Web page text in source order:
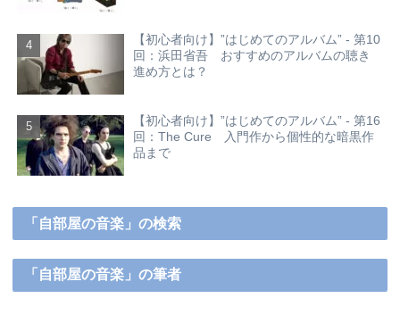
【初心者向け】”はじめてのアルバム” - 第10
回：浜田省吾 おすすめのアルバムの聴き
進め方とは？
【初心者向け】”はじめてのアルバム” - 第16
回：The Cure 入門作から個性的な暗黒作
品まで
「自部屋の音楽」の検索
「自部屋の音楽」の筆者